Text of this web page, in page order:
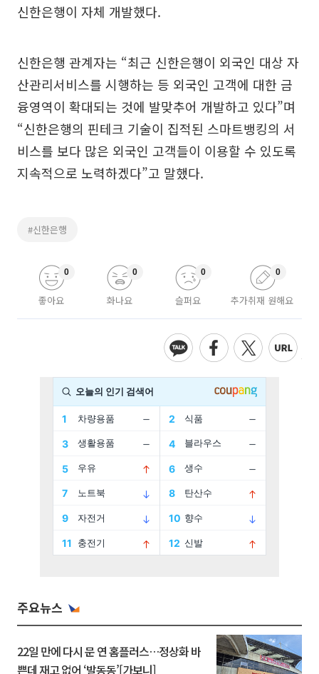
신한은행이 자체 개발했다.
신한은행 관계자는 “최근 신한은행이 외국인 대상 자
산관리서비스를 시행하는 등 외국인 고객에 대한 금
융영역이 확대되는 것에 발맞추어 개발하고 있다”며
“신한은행의 핀테크 기술이 집적된 스마트뱅킹의 서
비스를 보다 많은 외국인 고객들이 이용할 수 있도록
지속적으로 노력하겠다”고 말했다.
#신한은행
좋아요
0
화나요
0
슬퍼요
0
추가취재 원해요
0
주요뉴스
22일 만에 다시 문 연 홈플러스…정상화 바
쁜데 재고 없어 ‘발동동’[가보니]